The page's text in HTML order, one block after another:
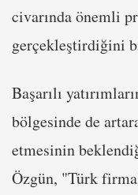
civarında önemli
gerçekleştirdiğini
Başarılı
bölgesinde de
etmesinin
Özgün, "Türk